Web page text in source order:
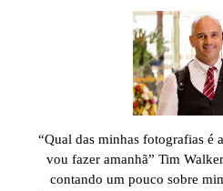
“Qual das minhas fotografias é
vou fazer amanhã” Tim
contando um pouco sobre